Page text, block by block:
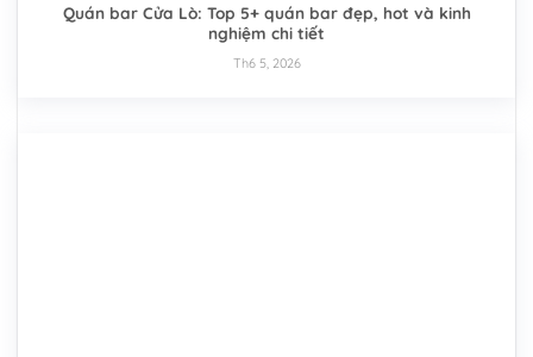
Quán bar Cửa Lò: Top 5+ quán bar đẹp, hot và kinh
nghiệm chi tiết
Th6 5, 2026